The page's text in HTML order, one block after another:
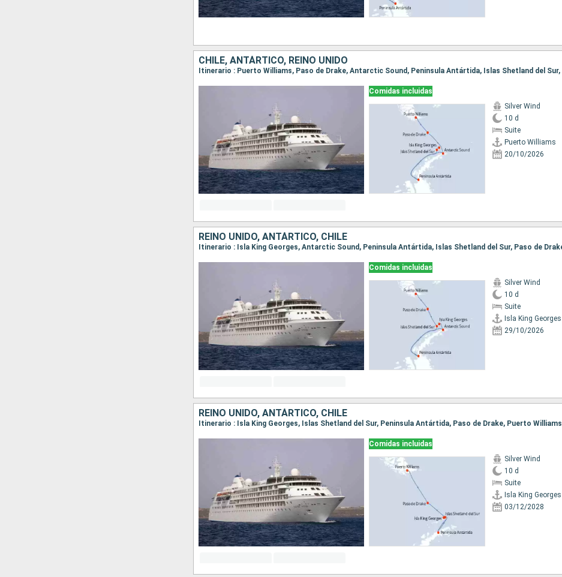
CHILE, ANTÁRTICO, REINO UNIDO
Comidas incluidas
Silver Wind
10 d
Suite
Puerto Williams
20/10/2026
REINO UNIDO, ANTÁRTICO, CHILE
Comidas incluidas
Silver Wind
10 d
Suite
Isla King Georges
29/10/2026
REINO UNIDO, ANTÁRTICO, CHILE
Itinerario : Isla King Georges, Islas Shetland del Sur, Peninsula Antártida, Paso de Drake, Puerto Williams
Comidas incluidas
Silver Wind
10 d
Suite
Isla King Georges
03/12/2028